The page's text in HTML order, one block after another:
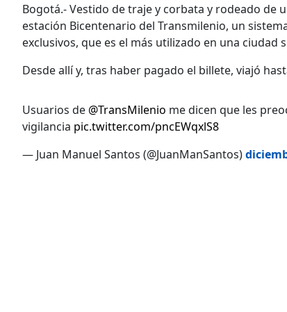
Bogotá.- Vestido de traje y corbata y rodeado de
estación Bicentenario del Transmilenio, un
exclusivos, que es el más utilizado en una
Desde allí y, tras haber pagado el billete, viajó
Usuarios de @TransMilenio me dicen que les
vigilancia pic.twitter.com/pncEWqxlS8
— Juan Manuel Santos (@JuanManSantos)